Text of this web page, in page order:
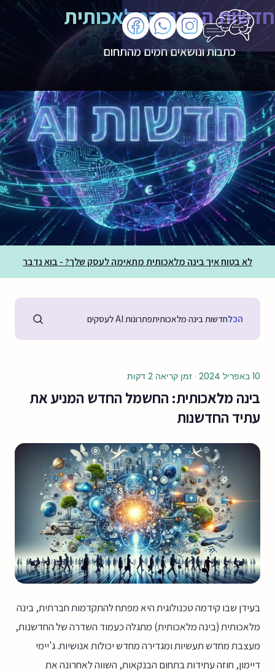
חדשות הבינה המלאכותית
כתבות ונושאים חמים מהתחום
לא בטוח איך בינה מלאכותית מתאימה לעסק שלך? - בוא נדבר
הכלחדשות בינה מלאכותיתפתרונות AI לעסקים
10 באפריל 2024 · זמן קריאה 2 דקות
בינה מלאכותית: החשמל החדש המניע את
עתיד החדשנות
בעידן שבו קידמה טכנולוגית היא מפתח להתקדמות חברתית, בינה
מלאכותית (בינה מלאכותית) מתגלה כעמוד השדרה של החדשנות,
מעצבת מחדש תעשיות ומגדירה מחדש יכולות אנושיות. ג'יימי
דיימון, חוזה עתידות בתחום הבנקאות, השווה לאחרונה את